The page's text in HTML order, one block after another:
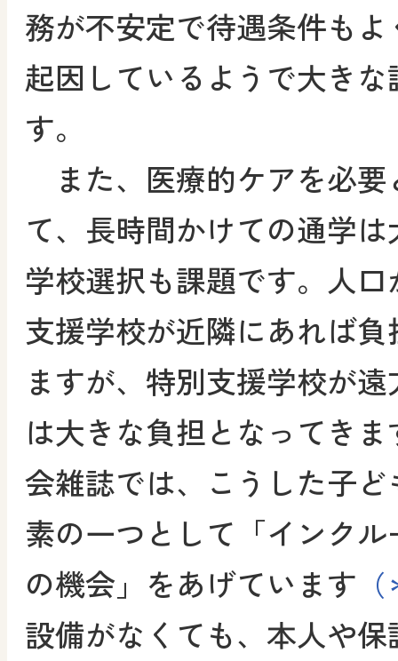
務が不安定で待遇条件も
起因しているようで大き
す。
また、医療的ケアを必要
て、長時間かけての通学
学校選択も課題です。人
支援学校が近隣にあれば
ますが、特別支援学校が
は大きな負担となってき
会雑誌では、こうした子
素の一つとして「インク
の機会」をあげています
設備がなくても、本人や